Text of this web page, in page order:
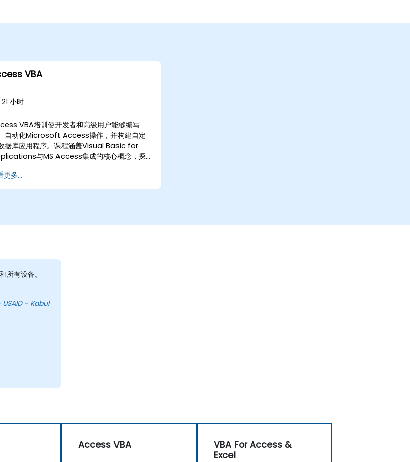
VBA
21 小时
VBA培训使开发者和高级用户能够编写
自动化Microsoft Access操作，并构建自定
据库应用程序。课程涵盖Visual Basic for
与MS Access集成的核心概念，探
业人员具备开发自定义表单、报表和事件驱动
流的技能，适用于企业应用。
更多...
所有设备。
Access VBA
VBA For Access &
Excel